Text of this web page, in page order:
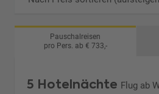
Pauschalreisen
pro Pers. ab € 733,-
5 Hotelnächte Flug ab